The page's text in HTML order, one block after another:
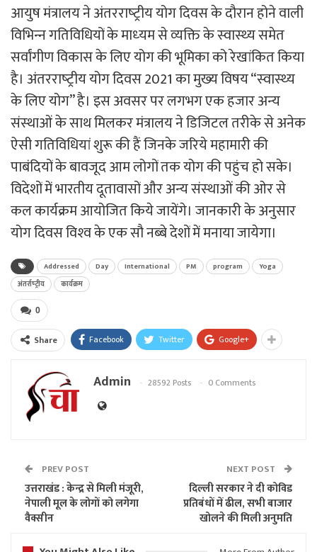
आयुष मंत्रालय ने अंतरराष्‍ट्रीय योग दिवस के दौरान होने वाली
विभिन्‍न गतिविधियों के माध्‍यम से व्‍यक्ति के स्‍वास्‍थ्‍य समेत
सर्वांगीण विकास के लिए योग की भूमिका को रेखांकित किया
है। अंतरराष्‍ट्रीय योग दिवस 2021 का मुख्‍य विषय “स्‍वास्‍थ्‍य
के लिए योग” है। इस अवसर पर लगभग एक हजार अन्‍य
संस्‍थाओं के साथ मिलकर मंत्रालय ने डिजिटल त‍रीके से अनेक
ऐसी गतिविधियां शुरू की हैं जिनके जरिये महामारी की
पाबंदियों के बावजूद आम लोगों तक योग की पहुंच हो सके।
विदेशों में भारतीय दूतावासों और अन्‍य संस्‍थाओं की ओर से
कल कार्यक्रम आयोजित किये जायेंगे। जानकारी के अनुसार
योग दिवस विश्‍व के एक सौ नब्‍बे देशों में मनाया जायेगा।
Addressed Day International PM program
Yoga
अंतर्राष्‍ट्रीय
कार्यक्रम
0
Share Facebook Twitter Google+
Admin 28592 Posts 0 Comments
PREV POST
उत्तराखंड : केन्द्र से मिली मंजूरी,
नेपाली मूल के लोगों को लगेगा
वैक्सीन
NEXT POST
दिल्ली सरकार ने दी कोविड
प्रतिबंधों में ढील, सभी बाजार
खोलने की मिली अनुमति